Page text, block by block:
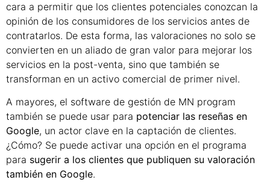
cara a permitir que los clientes potenciales conozcan la
opinión de los consumidores de los servicios antes de
contratarlos. De esta forma, las valoraciones no solo se
convierten en un aliado de gran valor para mejorar los
servicios en la post-venta, sino que también se
transforman en un activo comercial de primer nivel.
A mayores, el software de gestión de MN program
también se puede usar para potenciar las reseñas en
Google, un actor clave en la captación de clientes.
¿Cómo? Se puede activar una opción en el programa
para sugerir a los clientes que publiquen su valoración
también en Google.